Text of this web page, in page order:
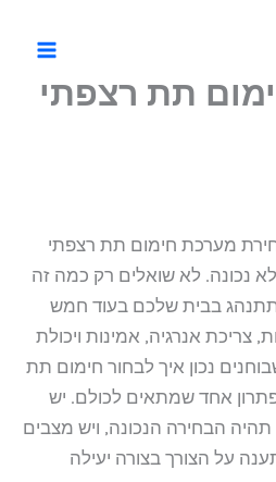
תת רצפתי
מערכת חימום תת רצפתי
נכונה. לא שואלים רק כמה זה
בבית שלכם בעוד חמש
צריכת אנרגיה, אמינות ויכולת
נכון איך לבחור חימום תת
אחד שמתאים לכולם. יש
הבחירה הנכונה, ויש מצבים
על הצורך בצורה יעילה